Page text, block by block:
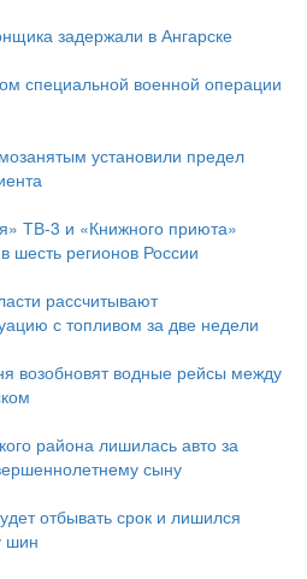
задержали в Ангарске
специальной военной операции
установили предел
ТВ-3 и «Книжного приюта»
шесть регионов России
рассчитывают
с топливом за две недели
возобновят водные рейсы между
района лишилась авто за
сыну
отбывать срок и лишился
шин